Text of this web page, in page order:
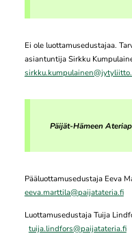
Ei ole luottamusedustajaa.
asiantuntija Sirkku
Päijät-Hämeen
Pääluottamusedustaja
eeva.marttila@paijatateria.fi
Luottamusedustaja
tuija.lindfors@paijatateria.fi